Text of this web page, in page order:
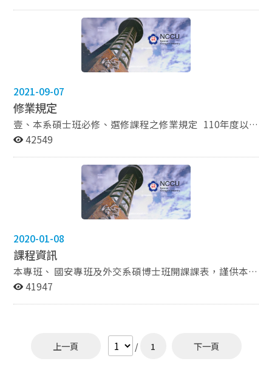
門，若超過1門可計算為選修學分。 (詳細內容請見上圖)
2021-09-07
修業規定
壹、本系碩士班必修、選修課程之修業規定 110年度以
後入學： 一、學生最低修業學分為三十六學分。 二、學
內大學學分班修習之研究所課程，達研究生及格標準，提
出申請並經審核通過者，最多可抵免八學分；參與本校公
共行政及企業管理教育中心開設之學分班課程者，至多可
抵免十五學分。 三、經系主任核准，得選修與其論文相
關之本系或本院一般碩士班課程，以六學分為原則。 四、
原肄業系所及本專班雙方主管同意後，申請轉入本專班，
名額最多二名。 貳、在職專班必修課程 108年度以後入
學： 研究方法、國際關係理論、戰略研究 參、其他在職
專班選課資訊 請點這裡，查詢戰略與國際事務碩士在職
42549
2020-01-08
課程資訊
本專班、 國安專班及外交系碩博士班開課課表，謹供本系
戰略專班同學參考! 政大課程查詢系統連結：
詢，選定課程開授之學院。 Step 3. 選定課程開授學院
41947
上一頁 / 1 下一頁